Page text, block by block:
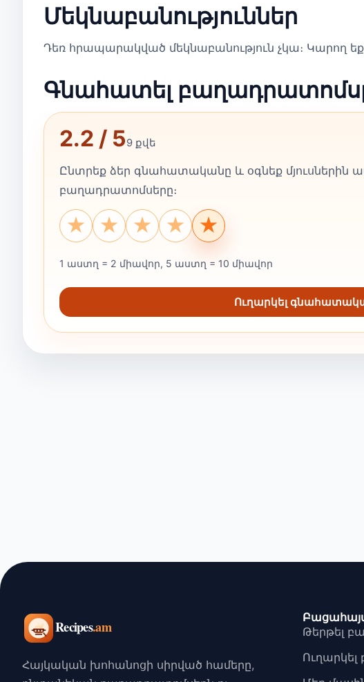
Մեկնաբանություններ
Դեռ հրապարակված մեկնաբանություն չկա։ Կարող եք
Գնահատել
2.2 / 59 քվե
Ընտրեք ձեր գնահատականը և օգնեք մյուսներին
բաղադրատոմսերը։
★
★
★
★
★
1 աստղ = 2 միավոր, 5 աստղ = 10 միավոր
Ուղարկել
Հայկական խոհանոցի սիրված համերը,
Թերթել